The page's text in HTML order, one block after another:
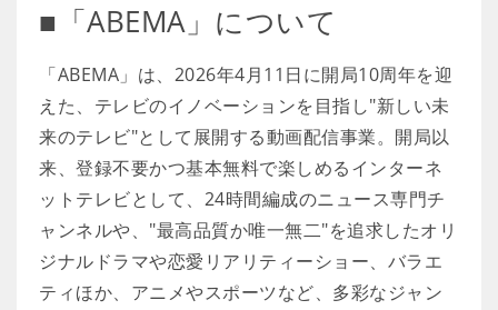
■「ABEMA」について
「ABEMA」は、2026年4月11日に開局10周年を迎
えた、テレビのイノベーションを目指し"新しい未
来のテレビ"として展開する動画配信事業。開局以
来、登録不要かつ基本無料で楽しめるインターネ
ットテレビとして、24時間編成のニュース専門チ
ャンネルや、"最高品質か唯一無二"を追求したオリ
ジナルドラマや恋愛リアリティーショー、バラエ
ティほか、アニメやスポーツなど、多彩なジャン